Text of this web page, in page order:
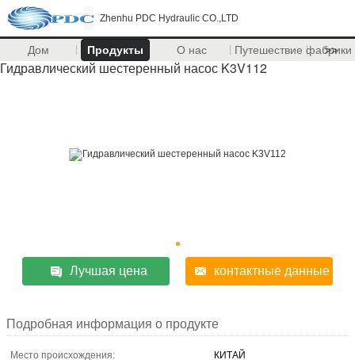
Zhenhu PDC Hydraulic CO.,LTD
Дом Продукты О нас Путешествие фабрики
>>
Гидравлический шестеренный насос K3V112
Лучшая цена контактные данные
Подробная информация о продукте
Место происхождения:
КИТАЙ